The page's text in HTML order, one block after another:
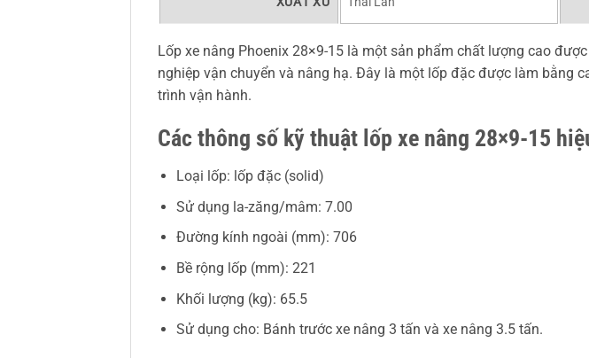
Lốp xe nâng Phoenix 28×9-15 là một sản phẩm chất lượng cao
nghiệp vận chuyển và nâng hạ. Đây là một lốp đặc được làm bằng
trình vận hành.
Các thông số kỹ thuật lốp xe nâng 28×9-15
Loại lốp: lốp đặc (solid)
Sử dụng la-zăng/mâm: 7.00
Đường kính ngoài (mm): 706
Bề rộng lốp (mm): 221
Khối lượng (kg): 65.5
Sử dụng cho: Bánh trước xe nâng 3 tấn và xe nâng 3.5 tấn.